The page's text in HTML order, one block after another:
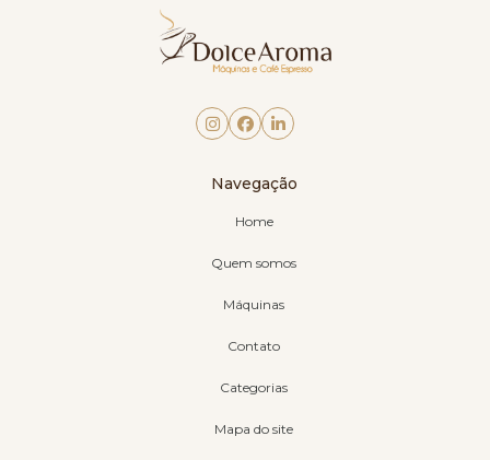
Navegação
Home
Quem somos
Máquinas
Contato
Categorias
Mapa do site